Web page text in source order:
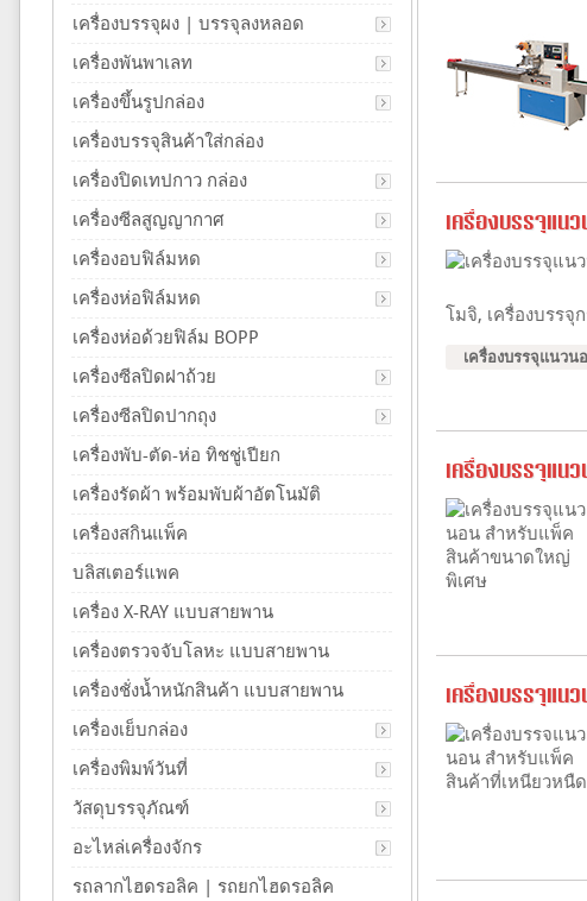
เครื่องบรรจุแน
โมจิ, เครื่องบรรจุ
เครื่องบรรจุแนว
เครื่องบรรจุแน
เครื่องบรรจุแน
เครื่องบรรจุผง | บรรจุลงหลอด
เครื่องพันพาเลท
เครื่องขึ้นรูปกล่อง
เครื่องบรรจุสินค้าใส่กล่อง
เครื่องปิดเทปกาว กล่อง
เครื่องซีลสูญญากาศ
เครื่องอบฟิล์มหด
เครื่องห่อฟิล์มหด
เครื่องห่อด้วยฟิล์ม BOPP
เครื่องซีลปิดฝาถ้วย
เครื่องซีลปิดปากถุง
เครื่องพับ-ตัด-ห่อ ทิชชู่เปียก
เครื่องรัดผ้า พร้อมพับผ้าอัตโนมัติ
เครื่องสกินแพ็ค
บลิสเตอร์แพค
เครื่อง X-RAY แบบสายพาน
เครื่องตรวจจับโลหะ แบบสายพาน
เครื่องชั่งน้ำหนักสินค้า แบบสายพาน
เครื่องเย็บกล่อง
เครื่องพิมพ์วันที่
วัสดุบรรจุภัณฑ์
อะไหล่เครื่องจักร
รถลากไฮดรอลิค | รถยกไฮดรอลิค